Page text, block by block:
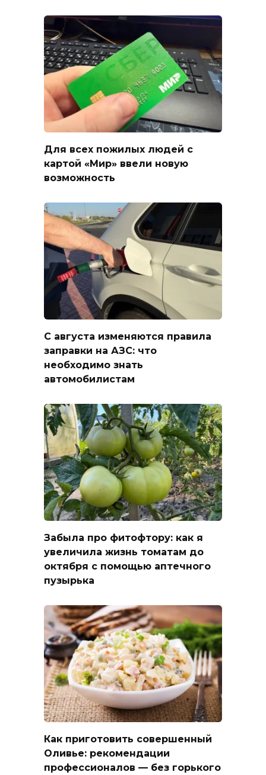
Для всех пожилых людей с
картой «Мир» ввели новую
возможность
С августа изменяются правила
заправки на АЗС: что
необходимо знать
автомобилистам
Забыла про фитофтору: как я
увеличила жизнь томатам до
октября с помощью аптечного
пузырька
Как приготовить совершенный
Оливье: рекомендации
профессионалов — без горького